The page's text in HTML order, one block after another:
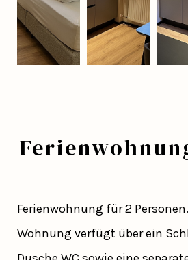
Ferienwohnung für 2 Personen.
Wohnung verfügt über ein